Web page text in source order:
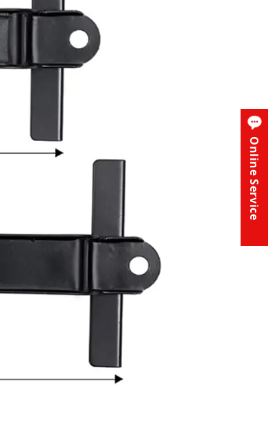
Online Service